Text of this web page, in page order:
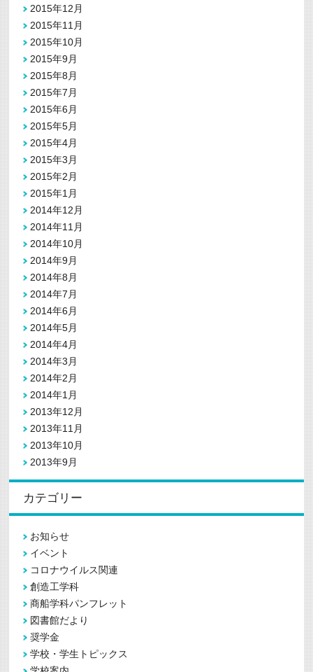
2015年12月
2015年11月
2015年10月
2015年9月
2015年8月
2015年7月
2015年6月
2015年5月
2015年4月
2015年3月
2015年2月
2015年1月
2014年12月
2014年11月
2014年10月
2014年9月
2014年8月
2014年7月
2014年6月
2014年5月
2014年4月
2014年3月
2014年2月
2014年1月
2013年12月
2013年11月
2013年10月
2013年9月
カテゴリー
お知らせ
イベント
コロナウイルス関連
創造工学科
商船学科パンフレット
図書館だより
奨学金
学校・学生トピックス